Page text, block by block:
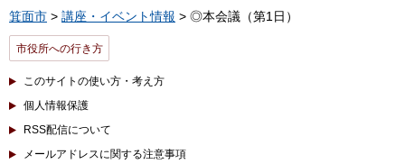
箕面市 > 講座・イベント情報 > ◎本会議（第1日）
市役所への行き方
このサイトの使い方・考え方
個人情報保護
RSS配信について
メールアドレスに関する注意事項